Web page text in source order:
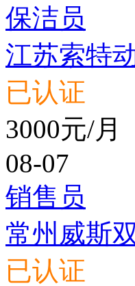
保洁员
江苏索特
已认证
3000元/月
08-07
销售员
常州威斯
已认证